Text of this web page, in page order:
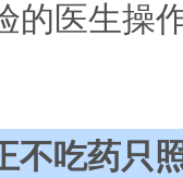
的医生操
不吃药只